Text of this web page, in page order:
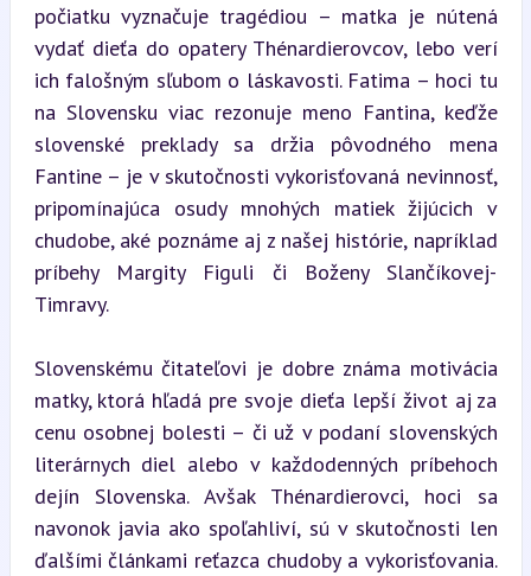
počiatku vyznačuje tragédiou – matka je nútená
vydať dieťa do opatery Thénardierovcov, lebo verí
ich falošným sľubom o láskavosti. Fatima – hoci tu
na Slovensku viac rezonuje meno Fantina, keďže
slovenské preklady sa držia pôvodného mena
Fantine – je v skutočnosti vykorisťovaná nevinnosť,
pripomínajúca osudy mnohých matiek žijúcich v
chudobe, aké poznáme aj z našej histórie, napríklad
príbehy Margity Figuli či Boženy Slančíkovej-
Timravy.
Slovenskému čitateľovi je dobre známa motivácia
matky, ktorá hľadá pre svoje dieťa lepší život aj za
cenu osobnej bolesti – či už v podaní slovenských
literárnych diel alebo v každodenných príbehoch
dejín Slovenska. Avšak Thénardierovci, hoci sa
navonok javia ako spoľahliví, sú v skutočnosti len
ďalšími článkami reťazca chudoby a vykorisťovania.